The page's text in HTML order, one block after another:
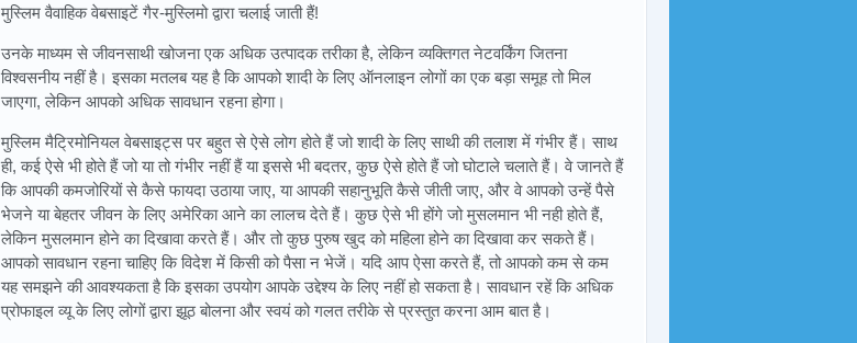
मुस्लिम वैवाहिक वेबसाइटें गैर-मुस्लिमो द्वारा चलाई जाती हैं!
उनके माध्यम से जीवनसाथी खोजना एक अधिक उत्पादक तरीका है, लेकिन व्यक्तिगत नेटवर्किंग जितना
विश्वसनीय नहीं है। इसका मतलब यह है कि आपको शादी के लिए ऑनलाइन लोगों का एक बड़ा समूह तो मिल
जाएगा, लेकिन आपको अधिक सावधान रहना होगा।
मुस्लिम मैट्रिमोनियल वेबसाइट्स पर बहुत से ऐसे लोग होते हैं जो शादी के लिए साथी की तलाश में गंभीर हैं। साथ
ही, कई ऐसे भी होते हैं जो या तो गंभीर नहीं हैं या इससे भी बदतर, कुछ ऐसे होते हैं जो घोटाले चलाते हैं। वे जानते हैं
कि आपकी कमजोरियों से कैसे फायदा उठाया जाए, या आपकी सहानुभूति कैसे जीती जाए, और वे आपको उन्हें पैसे
भेजने या बेहतर जीवन के लिए अमेरिका आने का लालच देते हैं। कुछ ऐसे भी होंगे जो मुसलमान भी नही होते हैं,
लेकिन मुसलमान होने का दिखावा करते हैं। और तो कुछ पुरुष खुद को महिला होने का दिखावा कर सकते हैं।
आपको सावधान रहना चाहिए कि विदेश में किसी को पैसा न भेजें। यदि आप ऐसा करते हैं, तो आपको कम से कम
यह समझने की आवश्यकता है कि इसका उपयोग आपके उद्देश्य के लिए नहीं हो सकता है। सावधान रहें कि अधिक
प्रोफाइल व्यू के लिए लोगों द्वारा झूठ बोलना और स्वयं को गलत तरीके से प्रस्तुत करना आम बात है।